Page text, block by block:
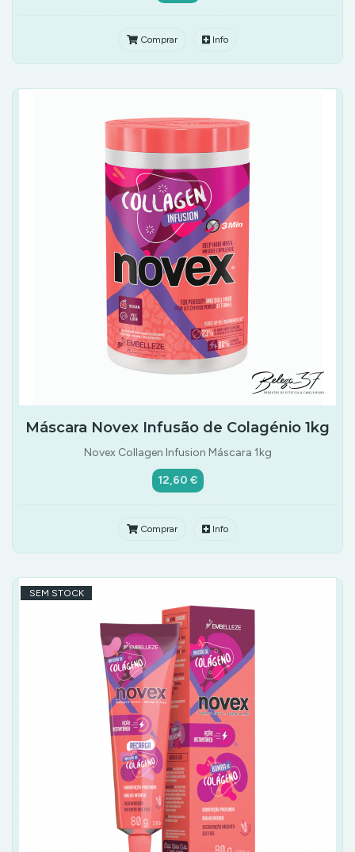
Comprar Info
Máscara Novex Infusão de Colagénio 1kg
Novex Collagen Infusion Máscara 1kg
12,60 €
Comprar Info
SEM STOCK